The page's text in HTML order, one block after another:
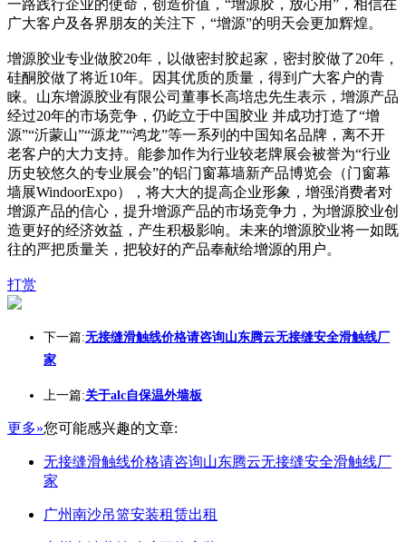
一路践行企业的使命，创造价值，“增源胶，放心用”，相信在
广大客户及各界朋友的关注下，“增源”的明天会更加辉煌。
增源胶业专业做胶20年，以做密封胶起家，密封胶做了20年，
硅酮胶做了将近10年。因其优质的质量，得到广大客户的青
睐。山东增源胶业有限公司董事长高培忠先生表示，增源产品
经过20年的市场竞争，仍屹立于中国胶业 并成功打造了“增
源”“沂蒙山”“源龙”“鸿龙”等一系列的中国知名品牌，离不开
老客户的大力支持。能参加作为行业较老牌展会被誉为“行业
历史较悠久的专业展会”的铝门窗幕墙新产品博览会（门窗幕
墙展WindoorExpo），将大大的提高企业形象，增强消费者对
增源产品的信心，提升增源产品的市场竞争力，为增源胶业创
造更好的经济效益，产生积极影响。未来的增源胶业将一如既
往的严把质量关，把较好的产品奉献给增源的用户。
打赏
下一篇:无接缝滑触线价格请咨询山东腾云无接缝安全滑触线厂
家
上一篇:关于alc自保温外墙板
更多»您可能感兴趣的文章:
无接缝滑触线价格请咨询山东腾云无接缝安全滑触线厂
家
广州南沙吊篮安装租赁出租